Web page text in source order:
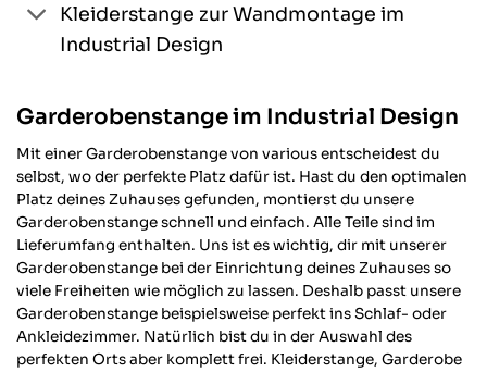
Kleiderstange zur Wandmontage im
Industrial Design
Garderobenstange im Industrial Design
Mit einer Garderobenstange von various entscheidest du
selbst, wo der perfekte Platz dafür ist. Hast du den optimalen
Platz deines Zuhauses gefunden, montierst du unsere
Garderobenstange schnell und einfach. Alle Teile sind im
Lieferumfang enthalten. Uns ist es wichtig, dir mit unserer
Garderobenstange bei der Einrichtung deines Zuhauses so
viele Freiheiten wie möglich zu lassen. Deshalb passt unsere
Garderobenstange beispielsweise perfekt ins Schlaf- oder
Ankleidezimmer. Natürlich bist du in der Auswahl des
perfekten Orts aber komplett frei. Kleiderstange, Garderobe